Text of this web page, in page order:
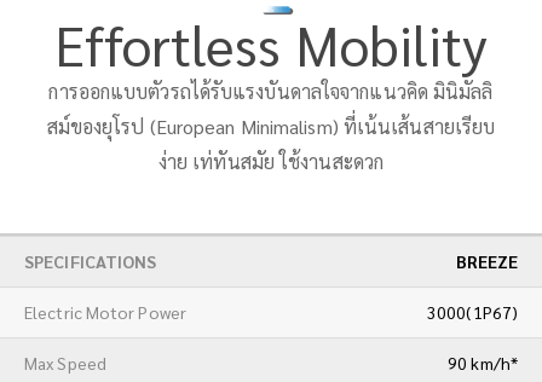
Effortless Mobility
การออกแบบตัวรถได้รับแรงบันดาลใจจากแนวคิด มินิมัลลิ
สม์ของยุโรป (European Minimalism) ที่เน้นเส้นสายเรียบ
ง่าย เท่ทันสมัย ใช้งานสะดวก
SPECIFICATIONS BREEZE
Electric Motor Power 3000(1P67)
Max Speed 90 km/h*